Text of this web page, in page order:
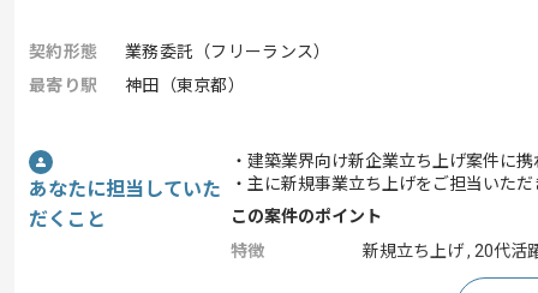
契約形態
業務委託（フリーランス）
最寄り駅
神田（東京都）
あなたに担当していた
だくこと
・建築業界向け新企業立ち上げ案件に
・主に新規事業立ち上げをご担当いただ
この案件のポイント
特徴
新規立ち上げ , 20代活